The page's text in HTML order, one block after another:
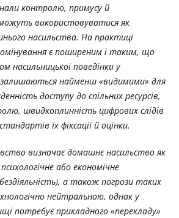
контролю, примусу й
можуть використовуватися як
насильства. На практиці
є поширеним і таким, що
насильницької поведінки у
найменш «видимими» для
доступу до спільних ресурсів,
швидкоплинність цифрових слідів
їх фіксації й оцінки.
визначає домашнє насильство як
або економічне
а також погрози таких
нейтральною, однак у
потребує прикладного «перекладу»